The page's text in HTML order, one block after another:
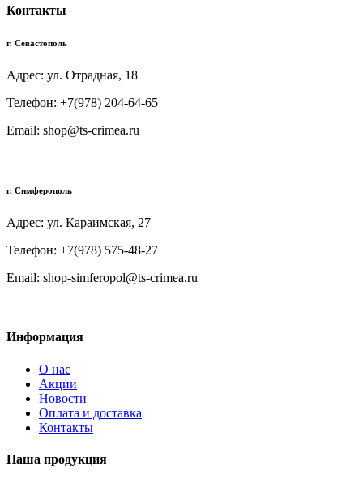
Контакты
г. Севастополь
Адрес: ул. Отрадная, 18
Телефон: +7(978) 204-64-65
Email: shop@ts-crimea.ru
г. Симферополь
Адрес: ул. Караимская, 27
Телефон: +7(978) 575-48-27
Email: shop-simferopol@ts-crimea.ru
Информация
О нас
Акции
Новости
Оплата и доставка
Контакты
Наша продукция